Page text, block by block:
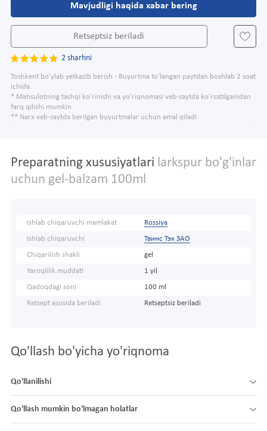
Mavjudligi haqida xabar bering
Retseptsiz beriladi
2 sharhni
Toshkent bo'ylab yetkazib berish - Buyurtma to'langan paytdan boshlab 2 soat
ichida.
* Mahsulotning tashqi ko'rinishi va yo'riqnomasi veb-saytda ko'rsatilganidan
farq qilishi mumkin
** Narx veb-saytda berilgan buyurtmalar uchun amal qiladi
Preparatning xususiyatlari larkspur bo'g'inlar
uchun gel-balzam 100ml
Ishlab chiqaruvchi mamlakat Rossiya
Ishlab chiqaruvchi Твинс Тэк ЗАО
Chiqarilish shakli gel
Yaroqlilik muddati 1 yil
Qadoqdagi soni 100 ml
Retsept asosida beriladi Retseptsiz beriladi
Qo'llash bo'yicha yo'riqnoma
Qo'llanilishi
Qo'llash mumkin bo'lmagan holatlar